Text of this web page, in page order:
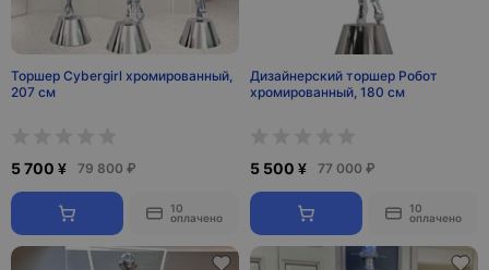
Торшер Cybergirl хромированный,
207 см
5 700 ¥ 79 800 ₽
10
оплачено
Дизайнерский торшер Робот
хромированный, 180 см
5 500 ¥ 77 000 ₽
10
оплачено